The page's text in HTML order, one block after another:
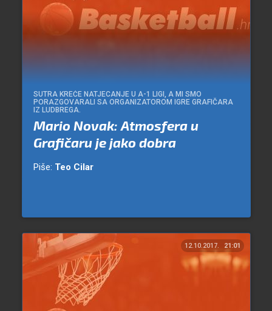
SUTRA KREĆE NATJECANJE U A-1 LIGI, A MI SMO
PORAZGOVARALI SA ORGANIZATOROM IGRE GRAFIČARA
IZ LUDBREGA.
Mario Novak: Atmosfera u
Grafičaru je jako dobra
Piše: Teo Cilar
12.10.2017. 21:01